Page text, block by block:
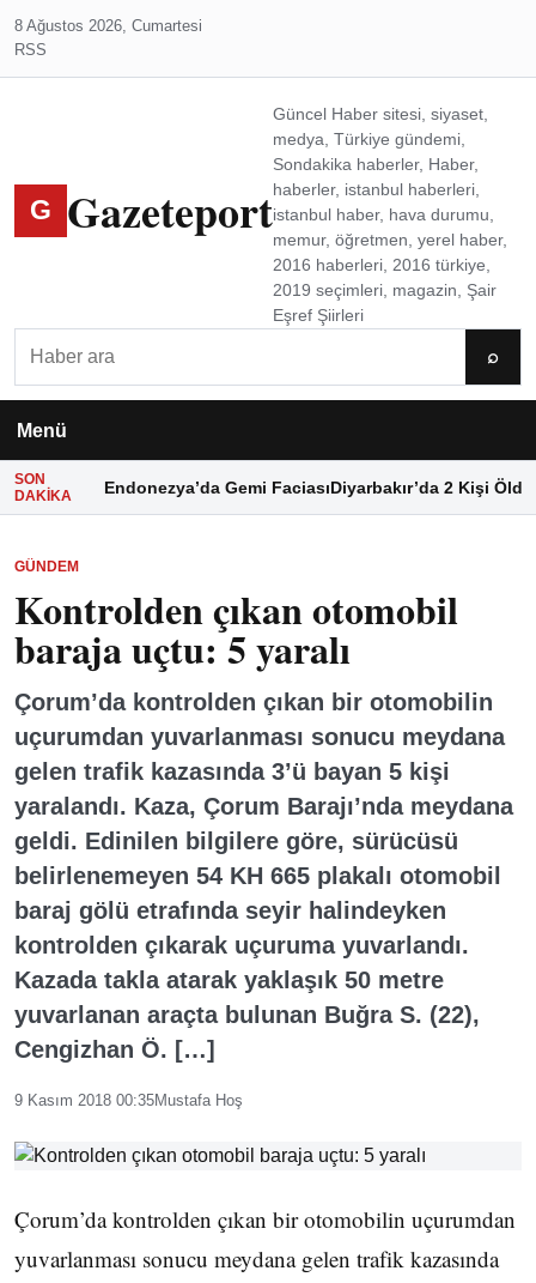
8 Ağustos 2026, Cumartesi
RSS
G Gazeteport
Güncel Haber sitesi, siyaset,
medya, Türkiye gündemi,
Sondakika haberler, Haber,
haberler, istanbul haberleri,
istanbul haber, hava durumu,
memur, öğretmen, yerel haber,
2016 haberleri, 2016 türkiye,
2019 seçimleri, magazin, Şair
Eşref Şiirleri
⌕
Menü
SON
DAKIKA
Endonezya’da Gemi FaciasıDiyarbakır’da 2 Kişi Öldü
GÜNDEM
Kontrolden çıkan otomobil
baraja uçtu: 5 yaralı
Çorum’da kontrolden çıkan bir otomobilin
uçurumdan yuvarlanması sonucu meydana
gelen trafik kazasında 3’ü bayan 5 kişi
yaralandı. Kaza, Çorum Barajı’nda meydana
geldi. Edinilen bilgilere göre, sürücüsü
belirlenemeyen 54 KH 665 plakalı otomobil
baraj gölü etrafında seyir halindeyken
kontrolden çıkarak uçuruma yuvarlandı.
Kazada takla atarak yaklaşık 50 metre
yuvarlanan araçta bulunan Buğra S. (22),
Cengizhan Ö. […]
9 Kasım 2018 00:35Mustafa Hoş
Çorum’da kontrolden çıkan bir otomobilin uçurumdan
yuvarlanması sonucu meydana gelen trafik kazasında